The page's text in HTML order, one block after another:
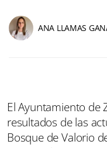
ANA LLAMAS
El Ayuntamiento de
resultados de las
Bosque de Valorio